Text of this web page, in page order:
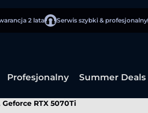
2 lata Serwis szybki & profesjonalny
Profesjonalny Summer Deals
RTX 5070Ti